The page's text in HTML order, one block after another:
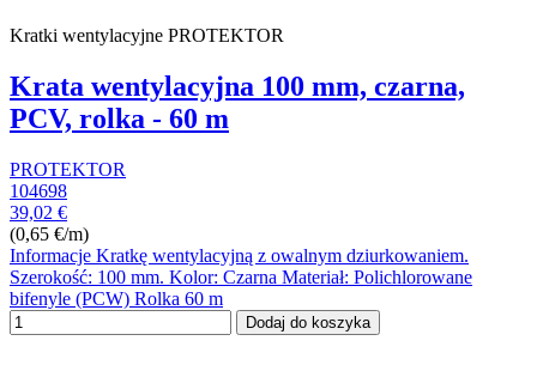
Kratki wentylacyjne PROTEKTOR
Krata wentylacyjna 100 mm, czarna,
PCV, rolka - 60 m
PROTEKTOR
104698
39,02 €
(0,65 €/m)
Informacje Kratkę wentylacyjną z owalnym dziurkowaniem.
Szerokość: 100 mm. Kolor: Czarna Materiał: Polichlorowane
bifenyle (PCW) Rolka 60 m
Dodaj do koszyka